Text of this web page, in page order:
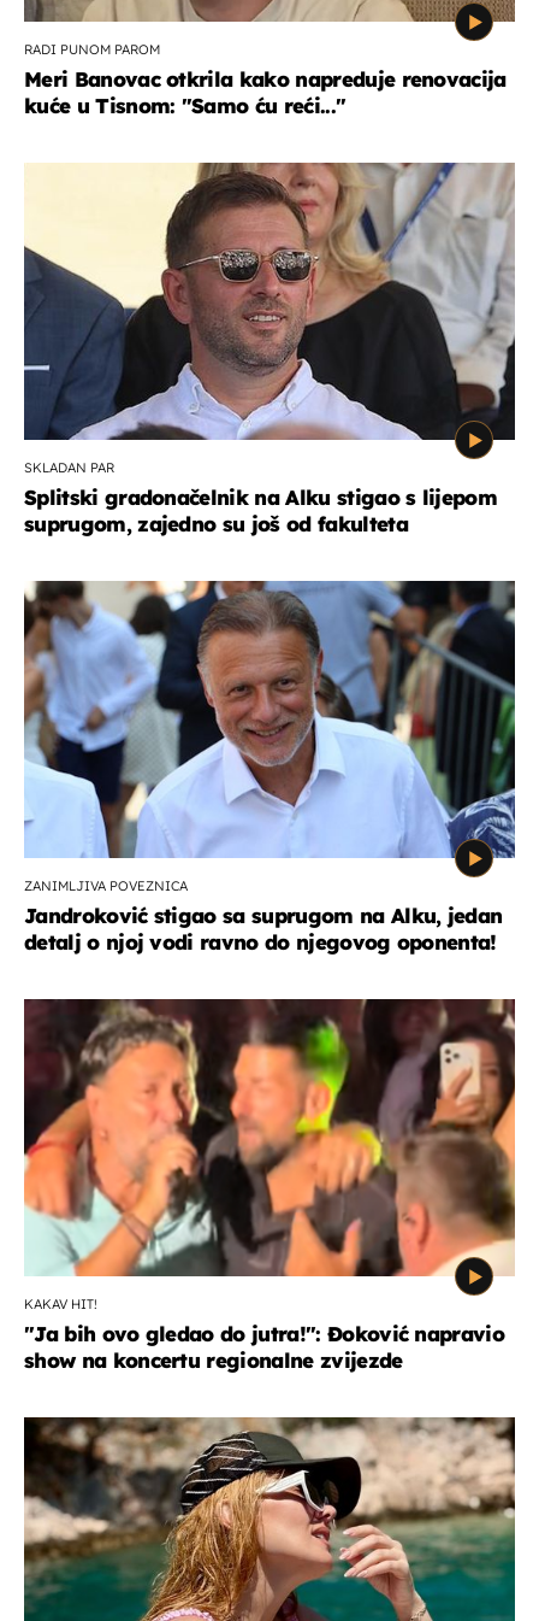
RADI PUNOM PAROM
Meri Banovac otkrila kako napreduje renovacija
kuće u Tisnom: "Samo ću reći..."
SKLADAN PAR
Splitski gradonačelnik na Alku stigao s lijepom
suprugom, zajedno su još od fakulteta
ZANIMLJIVA POVEZNICA
Jandroković stigao sa suprugom na Alku, jedan
detalj o njoj vodi ravno do njegovog oponenta!
KAKAV HIT!
"Ja bih ovo gledao do jutra!": Đoković napravio
show na koncertu regionalne zvijezde